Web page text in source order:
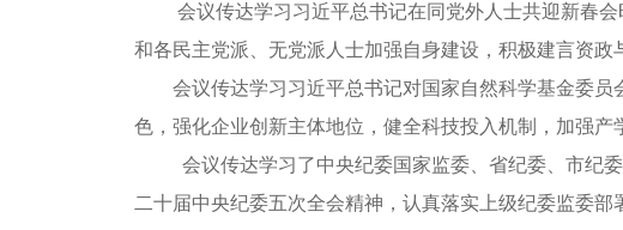
会议传达学习习近平总书记在同党外人士共迎新春
和各民主党派、无党派人士加强自身建设，积极建言资
会议传达学习习近平总书记对国家自然科学基金委
色，强化企业创新主体地位，健全科技投入机制，加强
会议传达学习了中央纪委国家监委、省纪委、市纪
二十届中央纪委五次全会精神，认真落实上级纪委监委